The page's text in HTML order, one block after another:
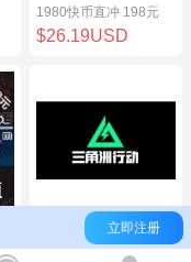
1980快币直冲 198元
$26.19USD
三角洲行动（腾讯国
服）
立即注册